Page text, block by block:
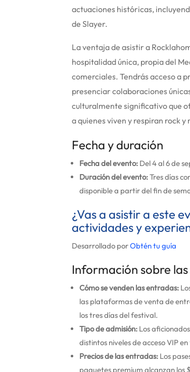
actuaciones históricas,
de Slayer.
La ventaja de asistir a
hospitalidad única, propia del
comerciales. Tendrás acceso a
presenciar colaboraciones
culturalmente significativo que
a quienes viven y respiran rock y
Fecha y duración
Fecha del evento: Del 4 al 6 de
Duración del evento:Tres días
disponible a partir del fin de
¿Vas a asistir a este
actividades y
Desarrollado porObtén tu guía
Información sobre
Cómo se venden las entradas:
las plataformas de venta de
los tres días del festival.
Tipo de admisión: Los
distintos niveles de acceso VIP
Precios de las entradas: Los
paquetes premium alcanzan los